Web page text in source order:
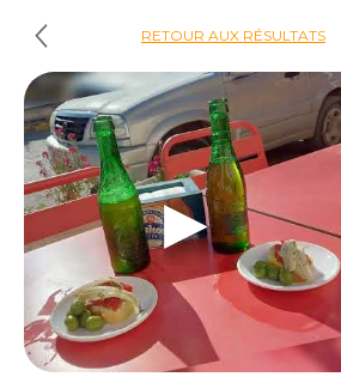
RETOUR AUX RÉSULTATS